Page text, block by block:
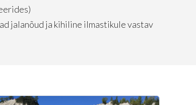
jalanõud ja kihiline ilmastikule vastav